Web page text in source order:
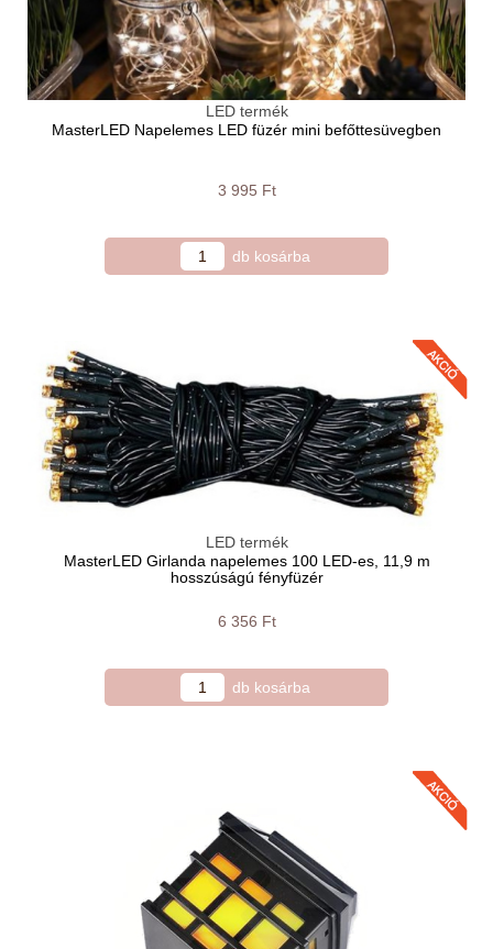
LED termék
MasterLED Napelemes LED füzér mini befőttesüvegben
3 995 Ft
LED termék
MasterLED Girlanda napelemes 100 LED-es, 11,9 m
hosszúságú fényfüzér
6 356 Ft